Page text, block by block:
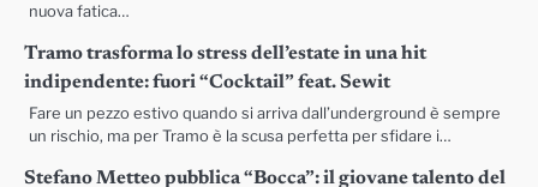
nuova fatica…
Tramo trasforma lo stress dell’estate in una hit
indipendente: fuori “Cocktail” feat. Sewit
Fare un pezzo estivo quando si arriva dall’underground è sempre
un rischio, ma per Tramo è la scusa perfetta per sfidare i…
Stefano Metteo pubblica “Bocca”: il giovane talento del